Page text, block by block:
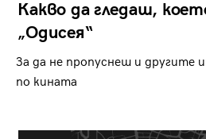
Какво да гледаш,
„Одисея“
За да не пропуснеш и другите
по кината